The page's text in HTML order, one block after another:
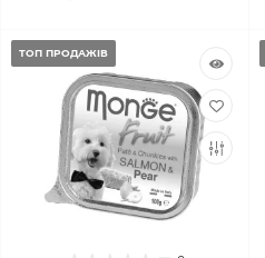
ТОП ПРОДАЖІВ